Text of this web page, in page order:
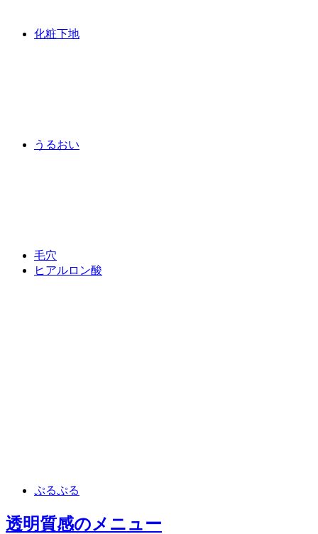
化粧下地
うるおい
毛穴
ヒアルロン酸
ぷるぷる
透明質感のメニュー